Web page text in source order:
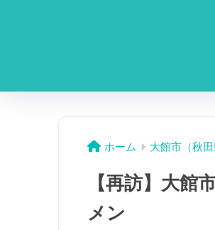
ホーム 大館市（秋田
【再訪】大館
メン